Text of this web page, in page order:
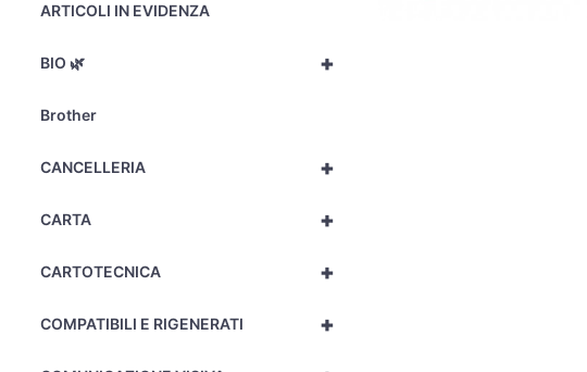
ARTICOLI IN EVIDENZA
+
BIO 🌿
Brother
+
CANCELLERIA
+
CARTA
+
CARTOTECNICA
+
COMPATIBILI E RIGENERATI